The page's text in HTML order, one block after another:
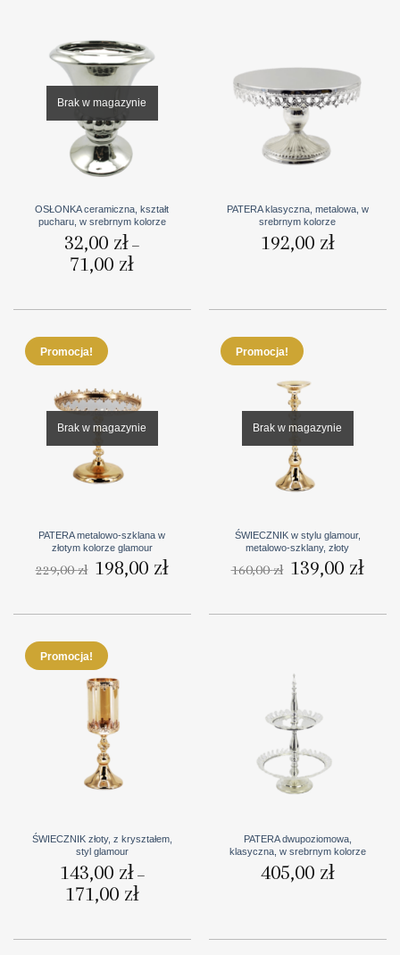
Brak w magazynie
OSŁONKA ceramiczna, kształt
pucharu, w srebrnym kolorze
32,00 zł –
71,00 złcen:
PATERA klasyczna, metalowa, w
srebrnym kolorze
192,00 zł
Promocja!
Brak w magazynie
PATERA metalowo-szklana w
złotym kolorze glamour
229,00zł
Pierwotna
cena
198,00 złAktualna
cena
Promocja!
Brak w magazynie
ŚWIECZNIK w stylu glamour,
metalowo-szklany, złoty
160,00zł
Pierwotna
cena
139,00 złcena
Promocja!
ŚWIECZNIK złoty, z kryształem,
styl glamour
143,00 zł –
171,00 złcen:
PATERA dwupoziomowa,
klasyczna, w srebrnym kolorze
405,00 zł